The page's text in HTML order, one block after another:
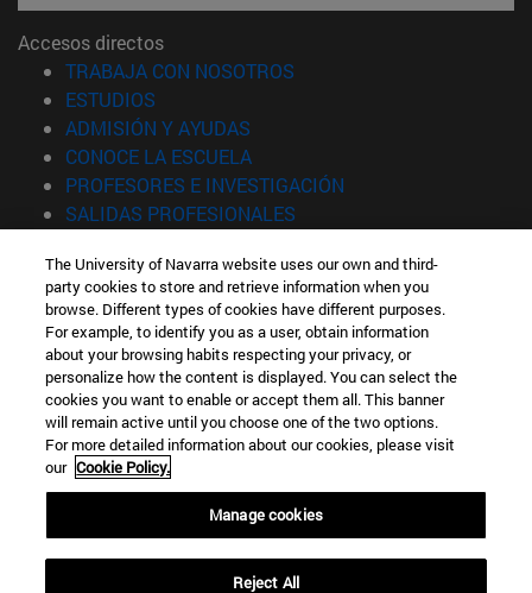
Accesos directos
TRABAJA CON NOSOTROS
ESTUDIOS
ADMISIÓN Y AYUDAS
CONOCE LA ESCUELA(abre en nueva ventana)
PROFESORES E INVESTIGACIÓN
SALIDAS PROFESIONALES
Información
TFNO +34 943 21 98 77
¿QUÉ GRADO TE INTERESA?
¿QUÉ MÁSTER TE INTERESA?
© Universidad de Navarra
Información legal
Accesibilidad
Configuración de cookies
Localizador de campus
The University of Navarra website uses our own and third-
party cookies to store and retrieve information when you
browse. Different types of cookies have different purposes.
For example, to identify you as a user, obtain information
about your browsing habits respecting your privacy, or
personalize how the content is displayed. You can select the
cookies you want to enable or accept them all. This banner
will remain active until you choose one of the two options.
For more detailed information about our cookies, please visit
our Cookie Policy.
Manage cookies
Reject All